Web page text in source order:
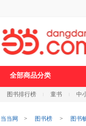
打
开
无
障
页
加
全部商品分类
图书排行榜 童书 中
当当网 > 图书榜 > 图书